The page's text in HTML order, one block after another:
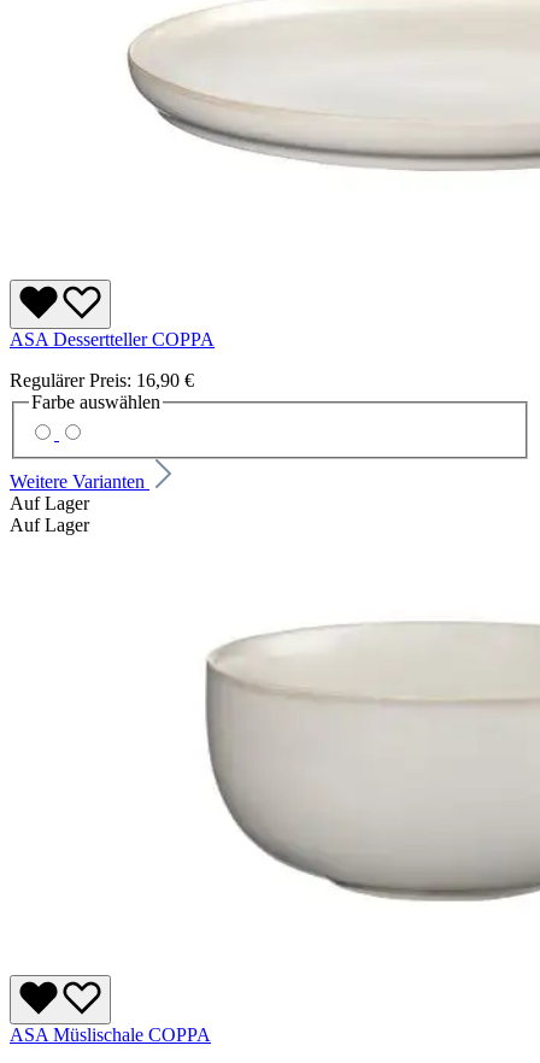
ASA Dessertteller COPPA
Regulärer Preis: 16,90 €
Farbe auswählen
Weitere Varianten
Auf Lager
Auf Lager
ASA Müslischale COPPA